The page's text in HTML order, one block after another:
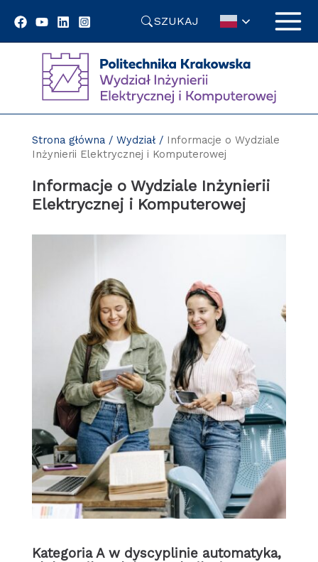
SZUKAJ
Strona główna/ Wydział/ Informacje o Wydziale
Inżynierii Elektrycznej i Komputerowej
Informacje o Wydziale Inżynierii
Elektrycznej i Komputerowej
Kategoria A w dyscyplinie automatyka,